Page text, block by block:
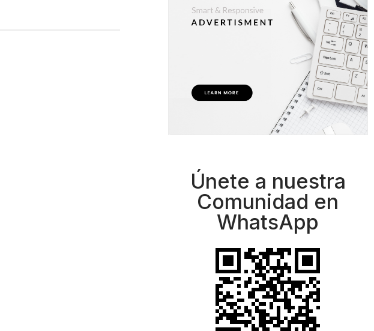
Únete a nuestra
Comunidad en
WhatsApp